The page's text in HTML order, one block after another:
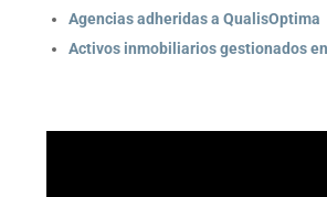
Agencias adheridas a QualisOptima
Activos inmobiliarios gestionados